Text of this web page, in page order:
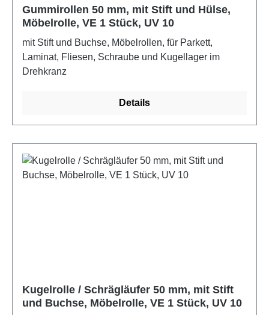
Gummirollen 50 mm, mit Stift und Hülse,
Möbelrolle, VE 1 Stück, UV 10
mit Stift und Buchse, Möbelrollen, für Parkett,
Laminat, Fliesen, Schraube und Kugellager im
Drehkranz
Details
Kugelrolle / Schrägläufer 50 mm, mit Stift
und Buchse, Möbelrolle, VE 1 Stück, UV 10